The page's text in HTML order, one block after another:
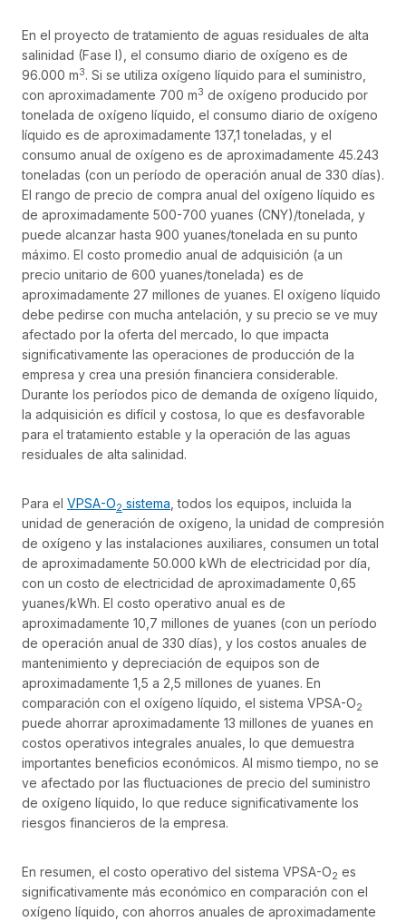
En el proyecto de tratamiento de aguas residuales de alta
salinidad (Fase I), el consumo diario de oxígeno es de
96.000 m3. Si se utiliza oxígeno líquido para el suministro,
con aproximadamente 700 m3 de oxígeno producido por
tonelada de oxígeno líquido, el consumo diario de oxígeno
líquido es de aproximadamente 137,1 toneladas, y el
consumo anual de oxígeno es de aproximadamente 45.243
toneladas (con un período de operación anual de 330 días).
El rango de precio de compra anual del oxígeno líquido es
de aproximadamente 500-700 yuanes (CNY)/tonelada, y
puede alcanzar hasta 900 yuanes/tonelada en su punto
máximo. El costo promedio anual de adquisición (a un
precio unitario de 600 yuanes/tonelada) es de
aproximadamente 27 millones de yuanes. El oxígeno líquido
debe pedirse con mucha antelación, y su precio se ve muy
afectado por la oferta del mercado, lo que impacta
significativamente las operaciones de producción de la
empresa y crea una presión financiera considerable.
Durante los períodos pico de demanda de oxígeno líquido,
la adquisición es difícil y costosa, lo que es desfavorable
para el tratamiento estable y la operación de las aguas
residuales de alta salinidad.
Para el VPSA-O2 sistema , todos los equipos, incluida la
unidad de generación de oxígeno, la unidad de compresión
de oxígeno y las instalaciones auxiliares, consumen un total
de aproximadamente 50.000 kWh de electricidad por día,
con un costo de electricidad de aproximadamente 0,65
yuanes/kWh. El costo operativo anual es de
aproximadamente 10,7 millones de yuanes (con un período
de operación anual de 330 días), y los costos anuales de
mantenimiento y depreciación de equipos son de
aproximadamente 1,5 a 2,5 millones de yuanes. En
comparación con el oxígeno líquido, el sistema VPSA-O2
puede ahorrar aproximadamente 13 millones de yuanes en
costos operativos integrales anuales, lo que demuestra
importantes beneficios económicos. Al mismo tiempo, no se
ve afectado por las fluctuaciones de precio del suministro
de oxígeno líquido, lo que reduce significativamente los
riesgos financieros de la empresa.
En resumen, el costo operativo del sistema VPSA-O2 es
significativamente más económico en comparación con el
oxígeno líquido, con ahorros anuales de aproximadamente